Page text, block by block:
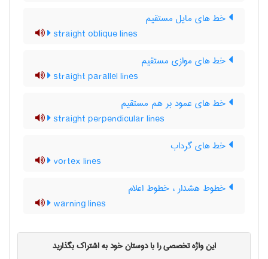
خط های مایل مستقیم
straight oblique lines
خط های موازی مستقیم
straight parallel lines
خط های عمود بر هم مستقیم
straight perpendicular lines
خط های گرداب
vortex lines
خطوط هشدار ، خطوط اعلام
warning lines
این واژه تخصصی را با دوستان خود به اشتراک بگذارید